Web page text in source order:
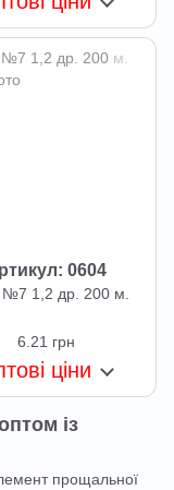
0604
№7 1,2 др. 200 м.
6.21 грн
ціни
із
прощальної